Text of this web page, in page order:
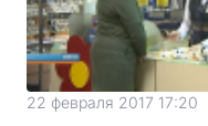
22 февраля 2017 17:20